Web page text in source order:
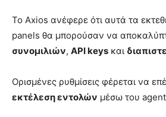
Το Axios ανέφερε ότι αυτά τα
panels θα μπορούσαν να
συνομιλιών, API keys και
Ορισμένες ρυθμίσεις φέρεται να
εκτέλεση εντολών μέσω του